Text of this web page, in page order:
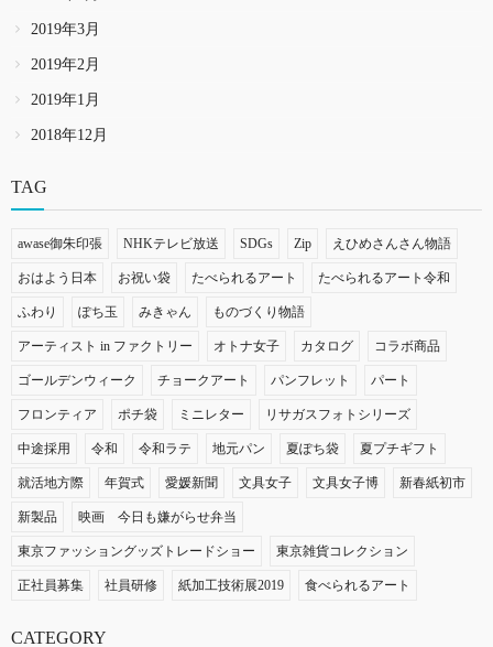
2019年3月
2019年2月
2019年1月
2018年12月
TAG
awase御朱印張 NHKテレビ放送 SDGs Zip えひめさんさん物語
おはよう日本 お祝い袋 たべられるアート たべられるアート令和
ふわり ぽち玉 みきゃん ものづくり物語
アーティスト in ファクトリー オトナ女子 カタログ コラボ商品
ゴールデンウィーク チョークアート パンフレット パート
フロンティア ポチ袋 ミニレター リサガスフォトシリーズ
中途採用 令和 令和ラテ 地元パン 夏ぽち袋 夏プチギフト
就活地方際 年賀式 愛媛新聞 文具女子 文具女子博 新春紙初市
新製品 映画 今日も嫌がらせ弁当
東京ファッショングッズトレードショー 東京雑貨コレクション
正社員募集 社員研修 紙加工技術展2019 食べられるアート
CATEGORY